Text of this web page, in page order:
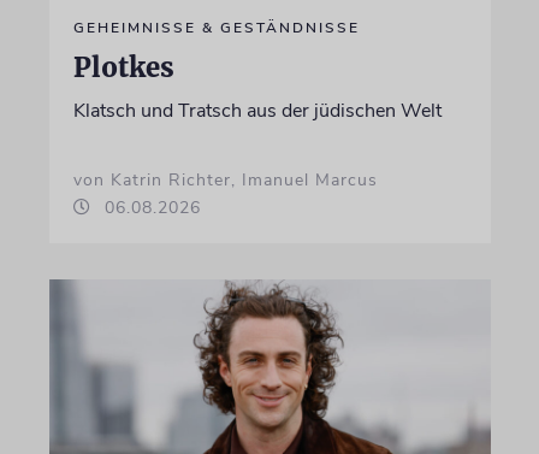
GEHEIMNISSE & GESTÄNDNISSE
Plotkes
Klatsch und Tratsch aus der jüdischen Welt
von Katrin Richter, Imanuel Marcus
06.08.2026